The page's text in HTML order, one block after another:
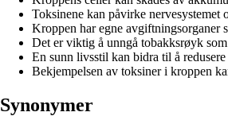
Toksinene kan påvirke nervesystemet
Kroppen har egne avgiftningsorganer
Det er viktig å unngå tobakksrøyk
En sunn livsstil kan bidra til å
Bekjempelsen av toksiner i kroppen
Synonymer